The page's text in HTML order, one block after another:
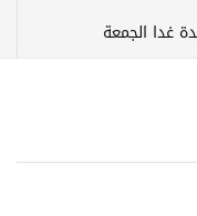
غدا الجمعة